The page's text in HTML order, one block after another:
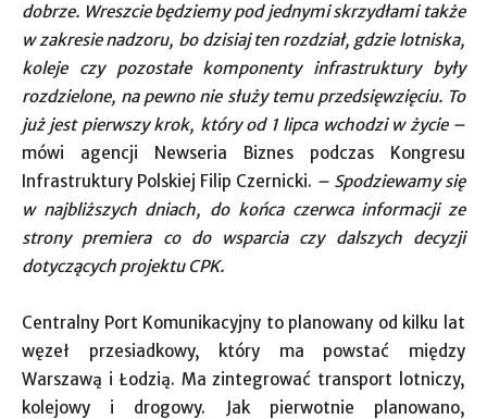
dobrze. Wreszcie będziemy pod jednymi skrzydłami także
w zakresie nadzoru, bo dzisiaj ten rozdział, gdzie lotniska,
koleje czy pozostałe komponenty infrastruktury były
rozdzielone, na pewno nie służy temu przedsięwzięciu. To
już jest pierwszy krok, który od 1 lipca wchodzi w życie –
mówi agencji Newseria Biznes podczas Kongresu
Infrastruktury Polskiej Filip Czernicki. – Spodziewamy się
w najbliższych dniach, do końca czerwca informacji ze
strony premiera co do wsparcia czy dalszych decyzji
dotyczących projektu CPK.
Centralny Port Komunikacyjny to planowany od kilku lat
węzeł przesiadkowy, który ma powstać między
Warszawą i Łodzią. Ma zintegrować transport lotniczy,
kolejowy i drogowy. Jak pierwotnie planowano,